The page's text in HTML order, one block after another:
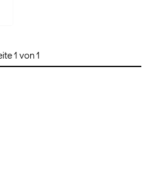
1 von 1